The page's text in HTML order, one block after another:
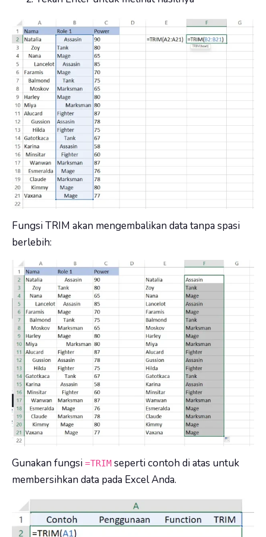
Fungsi TRIM akan mengembalikan data tanpa spasi
berlebih:
Gunakan fungsi =TRIM seperti contoh di atas untuk
membersihkan data pada Excel Anda.